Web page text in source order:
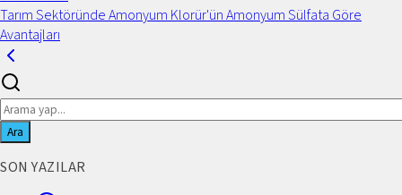
Tarım Sektöründe Amonyum Klorür'ün Amonyum Sülfata Göre
Avantajları
Ara
SON YAZILAR